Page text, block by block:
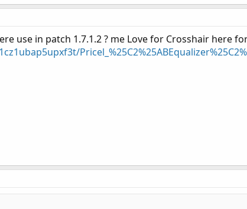
use in patch 1.7.1.2 ? me Love for Crosshair here